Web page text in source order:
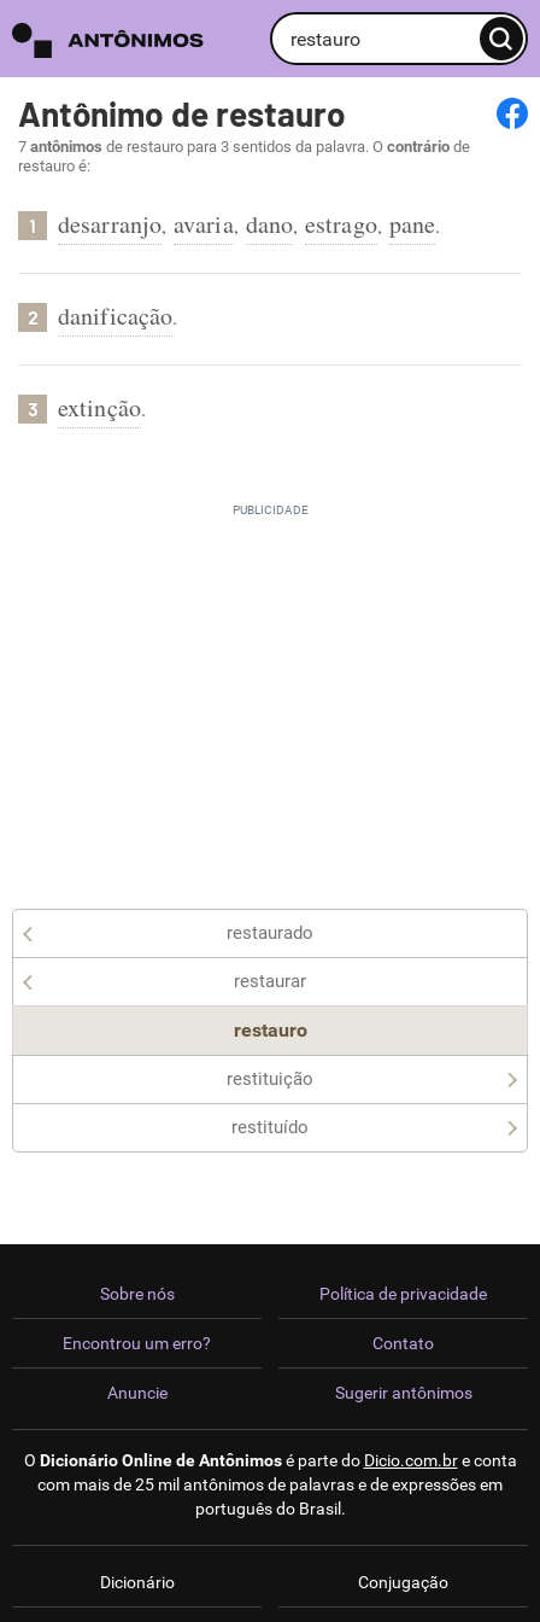
Antônimo de restauro
7 antônimos de restauro para 3 sentidos da palavra. O contrário de
restauro é:
1 desarranjo, avaria, dano, estrago, pane.
2 danificação.
3 extinção.
restaurado
restaurar
restauro
restituição
restituído
Sobre nós
Encontrou um erro?
Anuncie
Política de privacidade
Contato
Sugerir antônimos
O Dicionário Online de Antônimosé parte do Dicio.com.bre conta
com mais de 25 mil antônimos de palavras e de expressões em
português do Brasil.
Dicionário Conjugação